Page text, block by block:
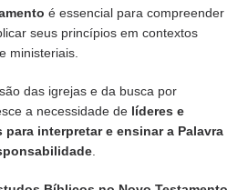
é essencial para compreender
seus princípios em contextos
ministeriais.
das igrejas e da busca por
a necessidade de líderes e
interpretar e ensinar a Palavra